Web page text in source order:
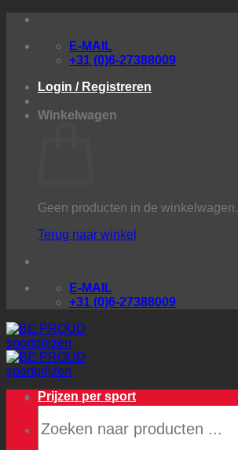
inhoud
E-MAIL
+31 (0)6-27388009
Login / Registreren
Winkelwagen
Geen producten in de winkelwagen.
Terug naar winkel
E-MAIL
+31 (0)6-27388009
zoeken
Prijzen per sport